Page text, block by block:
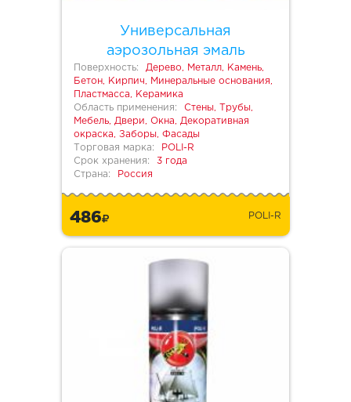
Универсальная
аэрозольная эмаль
Поверхность:
Дерево, Металл, Камень,
Бетон, Кирпич, Минеральные основания,
Пластмасса, Керамика
Область применения:
Стены, Трубы,
Мебель, Двери, Окна, Декоративная
окраска, Заборы, Фасады
Торговая марка:
POLI-R
Срок хранения:
3 года
Страна:
Россия
486 POLI-R